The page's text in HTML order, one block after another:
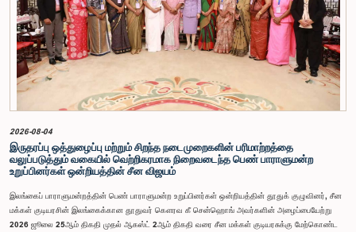
முக்கியத்துவத்தைப் புரிந்துள்ளமையை வெளிப்படுத்தியுள்ளனர் என்பதையும் கவனத்திற்கொண்டு,
ஒழுக்கநெறிகள் மற்றும் சிறப்புரிமைகள் பற்றிய குழுவானது அரசாங்க பொறுப்பு முயற்சிகள் பற்றிய
குழுவின் தவிசாளருடன் இணைந்து அவர்களது மன்னிப்பை ஏற்றுக்கொண்டது.பாராளுமன்றக்
குழுக்களின் முன்னிலையில் ஆஜராகும் அனைத்து தனிநபர்களும் மிக உயர்ந்த நடத்தை தரநிலைகளைக்
கடைப்பிடிக்க வேண்டும், நாடாளுமன்ற நடைமுறைகளுக்கு இணங்க வேண்டும் மற்றும் எல்லா
நேரங்களிலும் நாடாளுமன்றத்தின் கண்ணியம் மற்றும் அதிகாரத்தை நிலைநிறுத்த வேண்டும் என்று
இந்தக் குழு வலியுறுத்த விரும்புகிறது.அரசாங்க பொறுப்பு முயற்சிகள் பற்றிய குழுஇலங்கை
பாராளுமன்றம்
2026-08-04
இருதரப்பு ஒத்துழைப்பு மற்றும் சிறந்த நடைமுறைகளின் பரிமாற்றத்தை
வலுப்படுத்தும் வகையில் வெற்றிகரமாக நிறைவடைந்த பெண் பாராளுமன்ற
உறுப்பினர்கள் ஒன்றியத்தின் சீன விஜயம்
இலங்கைப் பாராளுமன்றத்தின் பெண் பாராளுமன்ற உறுப்பினர்கள் ஒன்றியத்தின் தூதுக் குழுவினர், சீன
மக்கள் குடியரசின் இலங்கைக்கான தூதுவர் கௌரவ கீ சென்ஹொங் அவர்களின் அழைப்பையேற்று
2026 ஜூலை 25ஆம் திகதி முதல் ஆகஸ்ட் 2ஆம் திகதி வரை சீன மக்கள் குடியரசுக்கு மேற்கொண்ட